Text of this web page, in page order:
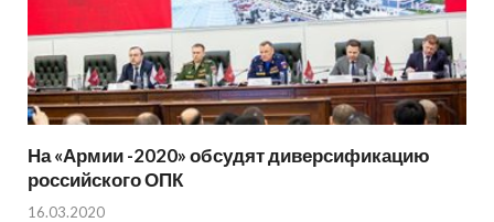
На «Армии -2020» обсудят диверсификацию
российского ОПК
16.03.2020